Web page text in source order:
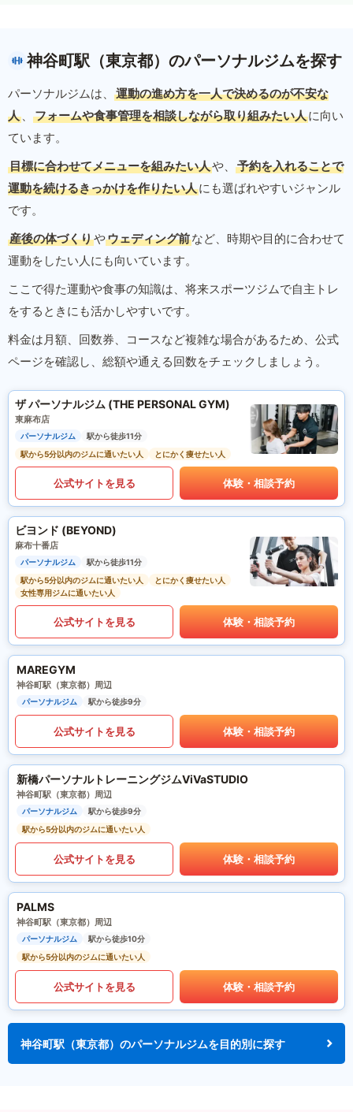
神谷町駅（東京都）のパーソナルジムを探す
パーソナルジムは、
運動の進め方を一人で決めるのが不安な
人 、 フォームや食事管理を相談しながら取り組みたい人に向い
ています。
目標に合わせてメニューを組みたい人や、
予約を入れることで
運動を続けるきっかけを作りたい人にも選ばれやすいジャンル
です。
産後の体づくりやウェディング前など、時期や目的に合わせて
運動をしたい人にも向いています。
ここで得た運動や食事の知識は、将来スポーツジムで自主トレ
をするときにも活かしやすいです。
料金は月額、回数券、コースなど複雑な場合があるため、公式
ページを確認し、総額や通える回数をチェックしましょう。
ザ パーソナルジム (THE PERSONAL GYM)
東麻布店
パーソナルジム
駅から徒歩11分
駅から5分以内のジムに通いたい人
とにかく痩せたい人
公式サイトを見る 体験・相談予約
ビヨンド (BEYOND)
麻布十番店
パーソナルジム
駅から徒歩11分
駅から5分以内のジムに通いたい人
とにかく痩せたい人
女性専用ジムに通いたい人
公式サイトを見る 体験・相談予約
MAREGYM
神谷町駅（東京都）周辺
パーソナルジム 駅から徒歩9分
公式サイトを見る 体験・相談予約
新橋パーソナルトレーニングジムViVaSTUDIO
神谷町駅（東京都）周辺
パーソナルジム
駅から徒歩9分
駅から5分以内のジムに通いたい人
公式サイトを見る 体験・相談予約
PALMS
神谷町駅（東京都）周辺
パーソナルジム
駅から徒歩10分
駅から5分以内のジムに通いたい人
公式サイトを見る 体験・相談予約
神谷町駅（東京都）のパーソナルジムを目的別に探す